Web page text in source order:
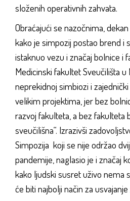
složenih operativnih zahvata.
Obraćajući se nazočnima,
kako je simpozij postao brend i
istaknuo vezu i značaj bolnice i
Medicinski fakultet Sveučilišta u
neprekidnoj simbiozi i
velikim projektima, jer bez
razvoj fakulteta, a bez fakulteta
sveučilišna“. Izrazivši
Simpozija koji se nije održao
pandemije, naglasio je i značaj
kako ljudski susret uživo nema
će biti najbolji način za